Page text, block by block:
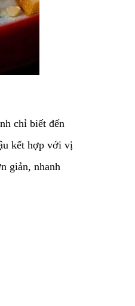
chỉ biết đến
kết hợp với vị
giản, nhanh